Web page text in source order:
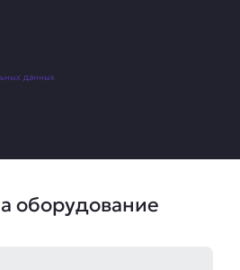
данных
оборудование